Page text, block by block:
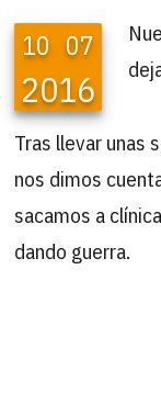
10 07
2016
Tras llevar unas
nos dimos
sacamos a
dando guerra.